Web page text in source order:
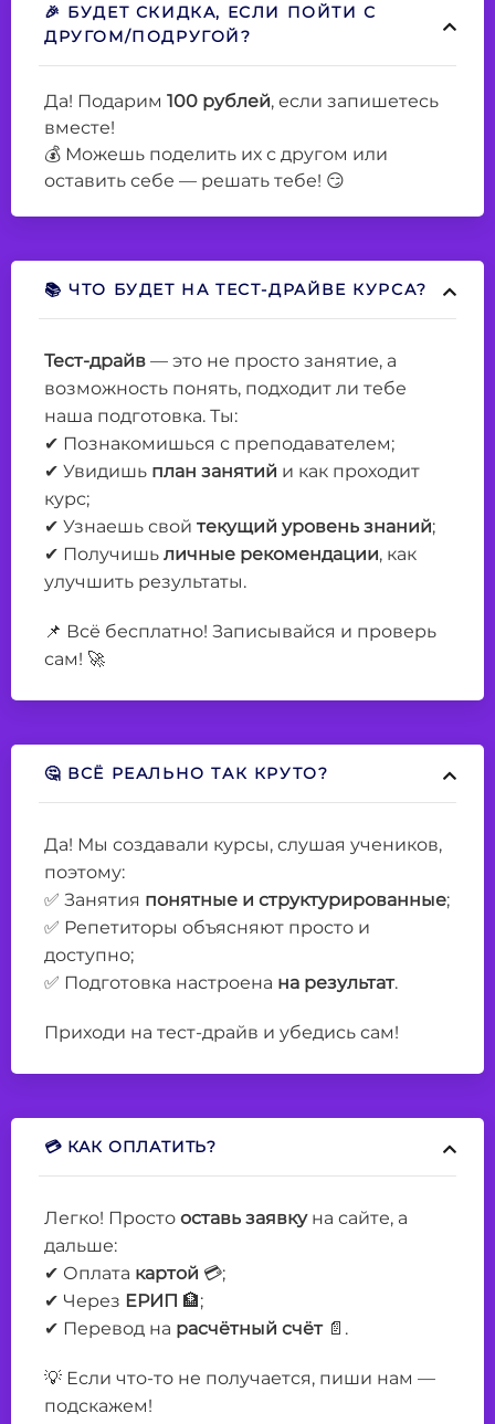
🎉 БУДЕТ СКИДКА, ЕСЛИ ПОЙТИ С
ДРУГОМ/ПОДРУГОЙ?
Да! Подарим 100 рублей, если запишетесь
вместе!
💰 Можешь поделить их с другом или
оставить себе — решать тебе! 😏
📚 ЧТО БУДЕТ НА ТЕСТ-ДРАЙВЕ КУРСА?
Тест-драйв — это не просто занятие, а
возможность понять, подходит ли тебе
наша подготовка. Ты:
✔ Познакомишься с преподавателем;
✔ Увидишь план занятий и как проходит
курс;
✔ Узнаешь свой текущий уровень знаний;
✔ Получишь личные рекомендации, как
улучшить результаты.
📌 Всё бесплатно! Записывайся и проверь
сам! 🚀
🤔 ВСЁ РЕАЛЬНО ТАК КРУТО?
Да! Мы создавали курсы, слушая учеников,
поэтому:
✅ Занятия понятные и структурированные;
✅ Репетиторы объясняют просто и
доступно;
✅ Подготовка настроена на результат.
Приходи на тест-драйв и убедись сам!
💳 КАК ОПЛАТИТЬ?
Легко! Просто оставь заявку на сайте, а
дальше:
✔ Оплата картой 💳;
✔ Через ЕРИП 🏦;
✔ Перевод на расчётный счёт 📄.
💡 Если что-то не получается, пиши нам —
подскажем!